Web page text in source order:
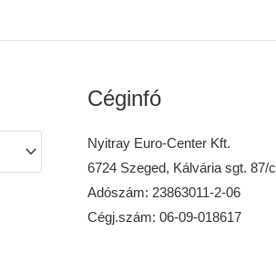
Céginfó
Nyitray Euro-Center Kft.
6724 Szeged, Kálvária sgt. 87/c
Adószám: 23863011-2-06
Cégj.szám: 06-09-018617